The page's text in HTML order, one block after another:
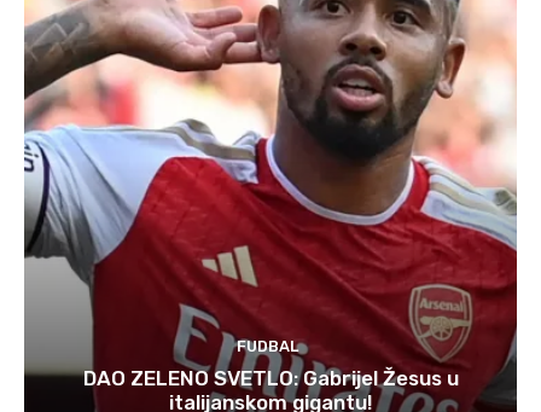
FUDBAL
DAO ZELENO SVETLO: Gabrijel Žesus u
italijanskom gigantu!